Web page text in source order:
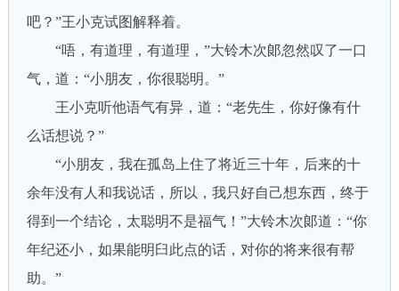
吧？”王小克试图解释着。
“唔，有道理，有道理，”大铃木次郞忽然叹了一口
气，道：“小朋友，你很聪明。”
王小克听他语气有异，道：“老先生，你好像有什
么话想说？”
“小朋友，我在孤岛上住了将近三十年，后来的十
余年没有人和我说话，所以，我只好自己想东西，终于
得到一个结论，太聪明不是福气！”大铃木次郞道：“你
年纪还小，如果能明臼此点的话，对你的将来很有帮
助。”